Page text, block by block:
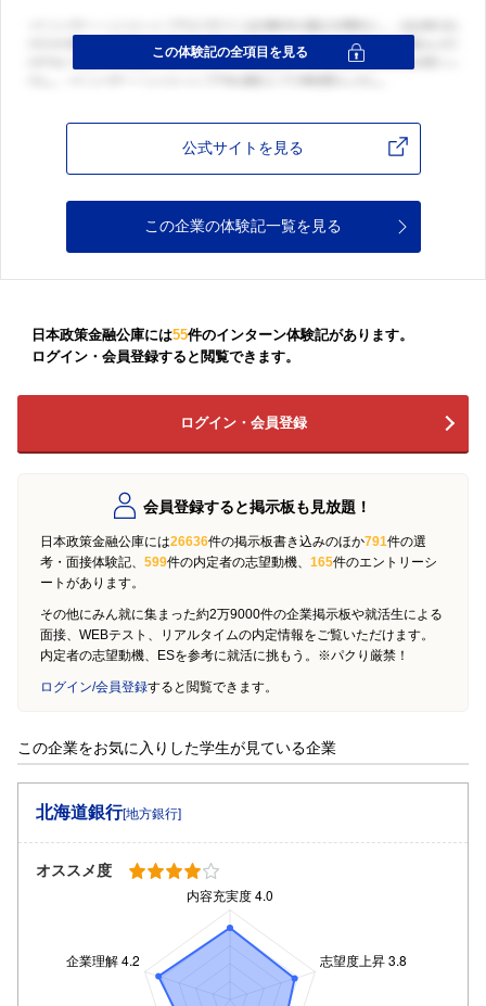
公式サイトを見る
この企業の体験記一覧を見る
日本政策金融公庫には55件のインターン体験記があります。
ログイン・会員登録すると閲覧できます。
ログイン・会員登録
会員登録すると掲示板も見放題！
日本政策金融公庫には26636件の掲示板書き込みのほか791件の選
考・面接体験記、 599件の内定者の志望動機、 165件のエントリーシ
ートがあります。
その他にみん就に集まった約2万9000件の企業掲示板や就活生による
面接、WEBテスト、リアルタイムの内定情報をご覧いただけます。
内定者の志望動機、ESを参考に就活に挑もう。※パクり厳禁！
ログイン/会員登録すると閲覧できます。
この企業をお気に入りした学生が見ている企業
北海道銀行[地方銀行]
オススメ度